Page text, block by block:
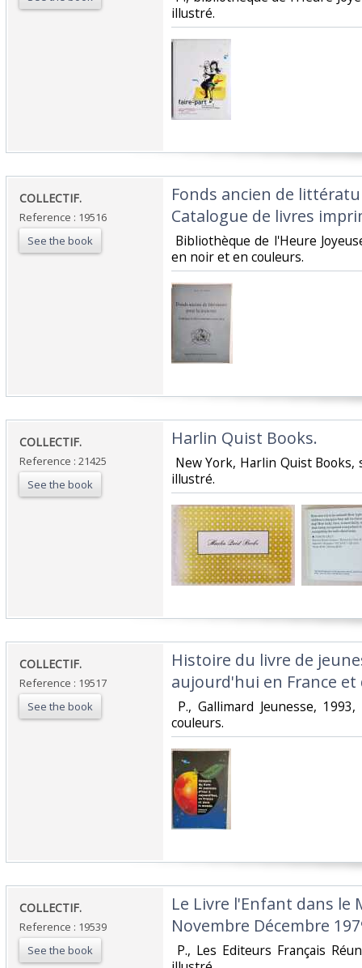
illustré. ‎
‎COLLECTIF.‎
Reference : 19516
See the book
‎Fonds ancien de
Catalogue de livres
Bibliothèque de l'Heure
en noir et en couleurs. ‎
‎COLLECTIF.‎
Reference : 21425
See the book
‎Harlin Quist Books.‎
New York, Harlin Quist Books,
illustré. ‎
‎COLLECTIF.‎
Reference : 19517
See the book
‎Histoire du livre de
aujourd'hui en France et
P., Gallimard Jeunesse,
couleurs. ‎
‎COLLECTIF.‎
Reference : 19539
See the book
‎Le Livre l'Enfant dans le
Novembre Décembre
P., Les Editeurs Français